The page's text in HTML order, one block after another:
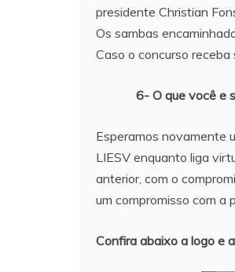
presidente Christian
Os sambas
Caso o concurso
6- O que você e
Esperamos novamente
LIESV enquanto liga
anterior, com o
um compromisso com a
Confira abaixo a logo e